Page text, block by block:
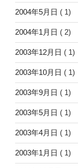
2004年5月日 ( 1)
2004年1月日 ( 2)
2003年12月日 ( 1)
2003年10月日 ( 1)
2003年9月日 ( 1)
2003年5月日 ( 1)
2003年4月日 ( 1)
2003年1月日 ( 1)